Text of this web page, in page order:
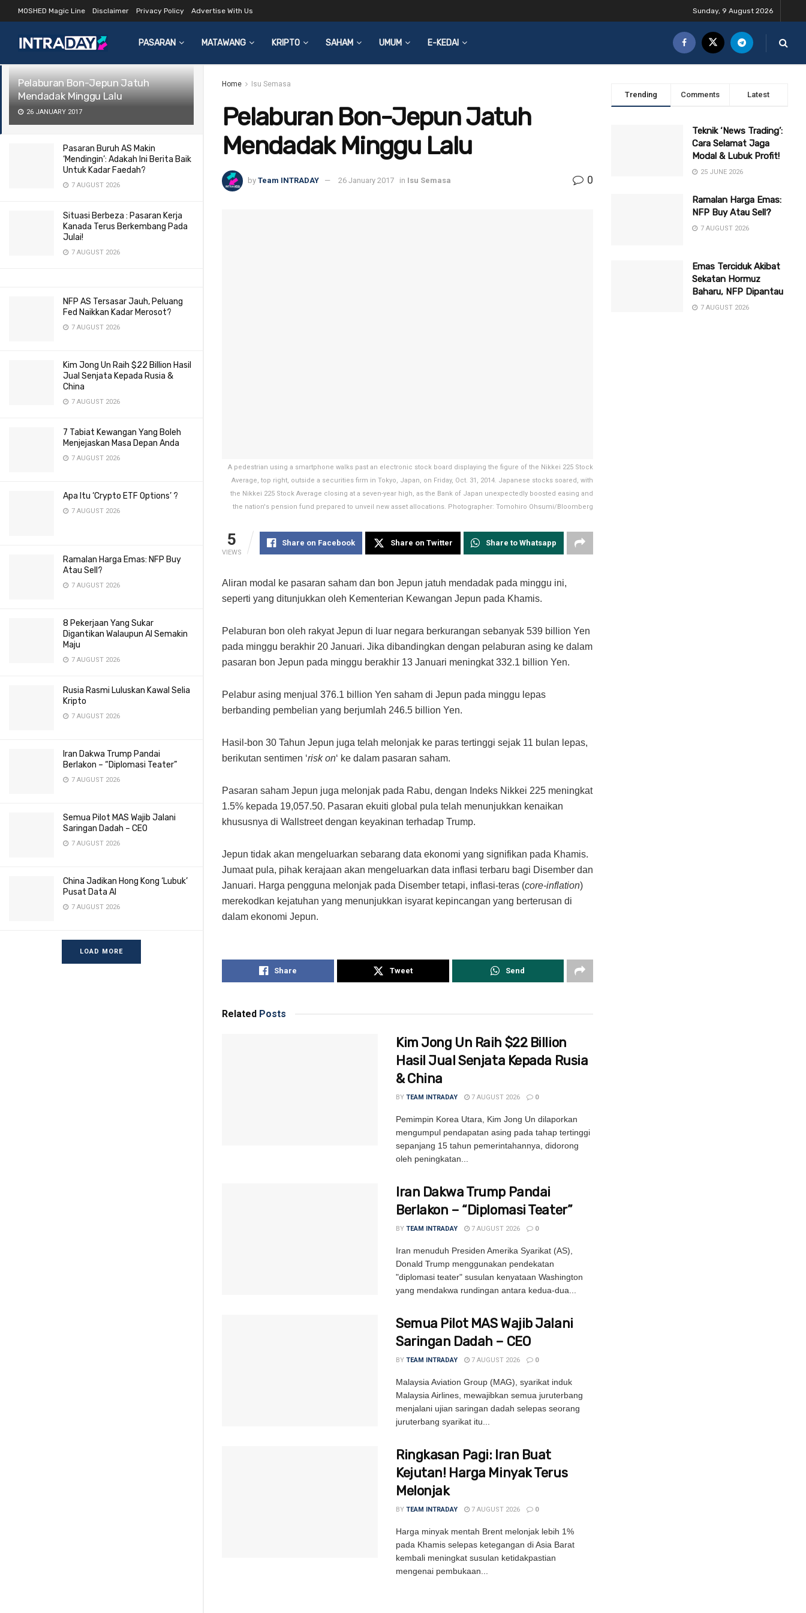
LATEST TRENDING Filter
Pelaburan Bon-Jepun Jatuh
Mendadak Minggu Lalu
26 JANUARY 2017
Pasaran Buruh AS Makin
‘Mendingin’: Adakah Ini Berita Baik
Untuk Kadar Faedah?
7 AUGUST 2026
Situasi Berbeza : Pasaran Kerja
Kanada Terus Berkembang Pada
Julai!
7 AUGUST 2026
NFP AS Tersasar Jauh, Peluang
Fed Naikkan Kadar Merosot?
7 AUGUST 2026
Kim Jong Un Raih $22 Billion Hasil
Jual Senjata Kepada Rusia &
China
7 AUGUST 2026
7 Tabiat Kewangan Yang Boleh
Menjejaskan Masa Depan Anda
7 AUGUST 2026
Apa Itu ‘Crypto ETF Options’ ?
7 AUGUST 2026
Ramalan Harga Emas: NFP Buy
Atau Sell?
7 AUGUST 2026
8 Pekerjaan Yang Sukar
Digantikan Walaupun AI Semakin
Maju
7 AUGUST 2026
Rusia Rasmi Luluskan Kawal Selia
Kripto
7 AUGUST 2026
Iran Dakwa Trump Pandai
Berlakon – “Diplomasi Teater”
7 AUGUST 2026
Semua Pilot MAS Wajib Jalani
Saringan Dadah – CEO
7 AUGUST 2026
China Jadikan Hong Kong ‘Lubuk’
Pusat Data AI
7 AUGUST 2026
LOAD MORE
MOSHED Magic Line Disclaimer Privacy Policy Advertise With Us Sunday, 9 August 2026
PASARAN MATAWANG KRIPTO SAHAM UMUM E-KEDAI
Home Isu Semasa
Pelaburan Bon-Jepun Jatuh
Mendadak Minggu Lalu
by Team INTRADAY 26 January 2017 in Isu Semasa 0
A pedestrian using a smartphone walks past an electronic stock board displaying the figure of the Nikkei 225 Stock
Average, top right, outside a securities firm in Tokyo, Japan, on Friday, Oct. 31, 2014. Japanese stocks soared, with
the Nikkei 225 Stock Average closing at a seven-year high, as the Bank of Japan unexpectedly boosted easing and
the nation's pension fund prepared to unveil new asset allocations. Photographer: Tomohiro Ohsumi/Bloomberg
5
VIEWS
Share on Facebook Share on Twitter Share to Whatsapp
Aliran modal ke pasaran saham dan bon Jepun jatuh mendadak pada minggu ini,
seperti yang ditunjukkan oleh Kementerian Kewangan Jepun pada Khamis.
Pelaburan bon oleh rakyat Jepun di luar negara berkurangan sebanyak 539 billion Yen
pada minggu berakhir 20 Januari. Jika dibandingkan dengan pelaburan asing ke dalam
pasaran bon Jepun pada minggu berakhir 13 Januari meningkat 332.1 billion Yen.
Pelabur asing menjual 376.1 billion Yen saham di Jepun pada minggu lepas
berbanding pembelian yang berjumlah 246.5 billion Yen.
Hasil-bon 30 Tahun Jepun juga telah melonjak ke paras tertinggi sejak 11 bulan lepas,
berikutan sentimen ‘risk on‘ ke dalam pasaran saham.
Pasaran saham Jepun juga melonjak pada Rabu, dengan Indeks Nikkei 225 meningkat
1.5% kepada 19,057.50. Pasaran ekuiti global pula telah menunjukkan kenaikan
khususnya di Wallstreet dengan keyakinan terhadap Trump.
Jepun tidak akan mengeluarkan sebarang data ekonomi yang signifikan pada Khamis.
Jumaat pula, pihak kerajaan akan mengeluarkan data inflasi terbaru bagi Disember dan
Januari. Harga pengguna melonjak pada Disember tetapi, inflasi-teras (core-inflation)
merekodkan kejatuhan yang menunjukkan isyarat kepincangan yang berterusan di
dalam ekonomi Jepun.
Share Tweet Send
Related Posts
Kim Jong Un Raih $22 Billion
Hasil Jual Senjata Kepada Rusia
& China
BY TEAM INTRADAY 7 AUGUST 2026 0
Pemimpin Korea Utara, Kim Jong Un dilaporkan
mengumpul pendapatan asing pada tahap tertinggi
sepanjang 15 tahun pemerintahannya, didorong
oleh peningkatan...
Iran Dakwa Trump Pandai
Berlakon – “Diplomasi Teater”
BY TEAM INTRADAY 7 AUGUST 2026 0
Iran menuduh Presiden Amerika Syarikat (AS),
Donald Trump menggunakan pendekatan
"diplomasi teater" susulan kenyataan Washington
yang mendakwa rundingan antara kedua-dua...
Semua Pilot MAS Wajib Jalani
Saringan Dadah – CEO
BY TEAM INTRADAY 7 AUGUST 2026 0
Malaysia Aviation Group (MAG), syarikat induk
Malaysia Airlines, mewajibkan semua juruterbang
menjalani ujian saringan dadah selepas seorang
juruterbang syarikat itu...
Ringkasan Pagi: Iran Buat
Kejutan! Harga Minyak Terus
Melonjak
BY TEAM INTRADAY 7 AUGUST 2026 0
Harga minyak mentah Brent melonjak lebih 1%
pada Khamis selepas ketegangan di Asia Barat
kembali meningkat susulan ketidakpastian
mengenai pembukaan...
Trending Comments Latest
Teknik ‘News Trading’:
Cara Selamat Jaga
Modal & Lubuk Profit!
25 JUNE 2026
Ramalan Harga Emas:
NFP Buy Atau Sell?
7 AUGUST 2026
Emas Terciduk Akibat
Sekatan Hormuz
Baharu, NFP Dipantau
7 AUGUST 2026